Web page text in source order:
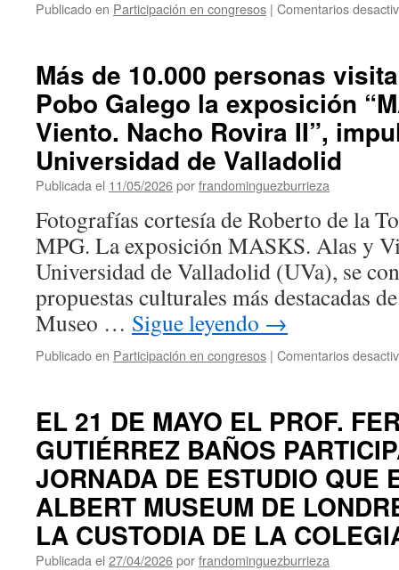
Publicado en Participación en congresos | Comentarios
Más de 10.000 personas
Pobo Galego la exposición
Viento. Nacho Rovira II”,
Universidad de Valladolid
Publicada el 11/05/2026porfrandominguezburrieza
Fotografías cortesía de Roberto de la
MPG. La exposición MASKS. Alas y
Universidad de Valladolid (UVa), se
propuestas culturales más destacadas
Museo … Sigue leyendo →
Publicado en Participación en congresos | Comentarios
EL 21 DE MAYO EL PROF.
GUTIÉRREZ BAÑOS
JORNADA DE ESTUDIO QUE
ALBERT MUSEUM DE
LA CUSTODIA DE LA
Publicada el 27/04/2026porfrandominguezburrieza